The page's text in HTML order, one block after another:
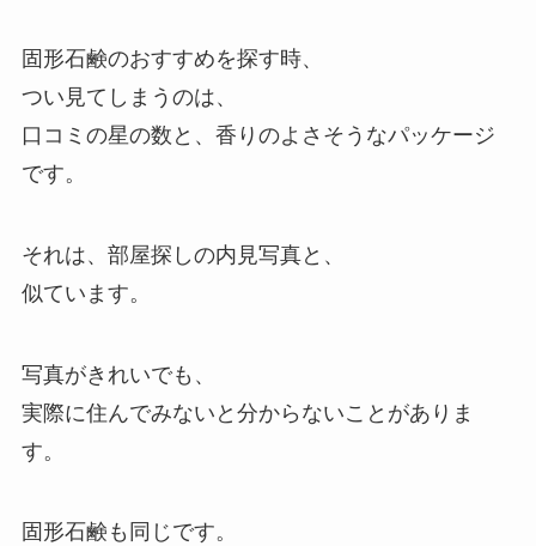
固形石鹸のおすすめを探す時、
つい見てしまうのは、
口コミの星の数と、香りのよさそうなパッケージ
です。
それは、部屋探しの内見写真と、
似ています。
写真がきれいでも、
実際に住んでみないと分からないことがありま
す。
固形石鹸も同じです。